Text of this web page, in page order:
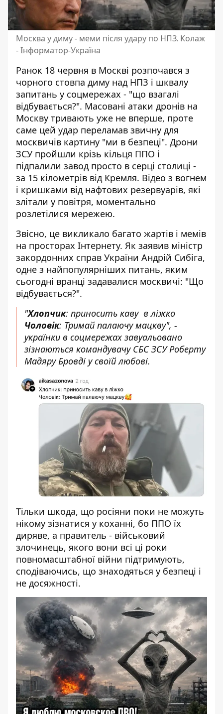
Москва у диму - меми після удару по НПЗ. Колаж
- Інформатор-Україна
Ранок 18 червня в Москві розпочався з
чорного стовпа диму над НПЗ і шквалу
запитань у соцмережах - "що взагалі
відбувається?". Масовані атаки дронів на
Москву тривають уже не вперше, проте
саме цей удар переламав звичну для
москвичів картину "ми в безпеці". Дрони
ЗСУ пройшли крізь кільця ППО і
підпалили завод просто в серці столиці -
за 15 кілометрів від Кремля. Відео з вогнем
і кришками від нафтових резервуарів, які
злітали у повітря, моментально
розлетілися мережею.
Звісно, це викликало багато жартів і мемів
на просторах Інтернету. Як заявив міністр
закордонних справ України Андрій Сибіга,
одне з найпопулярніших питань, яким
сьогодні вранці задавалися москвичі: "Що
відбувається?".
"Хлопчик: приносить каву в ліжко
Чоловік: Тримай палаючу мацкву", -
українки в соцмережах завуальовано
зізнаються командувачу СБС ЗСУ Роберту
Мадяру Бровді у своїй любові.
Тільки шкода, що росіяни поки не можуть
нікому зізнатися у коханні, бо ППО їх
диряве, а правитель - військовий
злочинець, якого вони всі ці роки
повномасштабної війни підтримують,
сподіваючись, що знаходяться у безпеці і
не досяжності.